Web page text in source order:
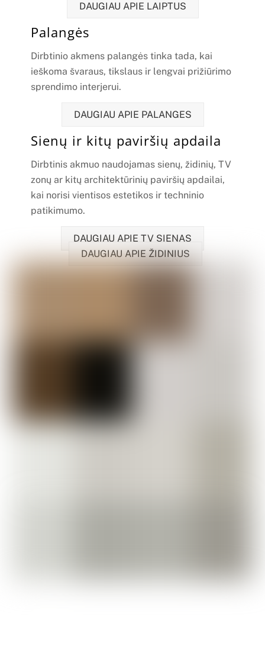
DAUGIAU APIE LAIPTUS
Palangės
Dirbtinio akmens palangės tinka tada, kai
ieškoma švaraus, tikslaus ir lengvai prižiūrimo
sprendimo interjerui.
DAUGIAU APIE PALANGES
Sienų ir kitų paviršių apdaila
Dirbtinis akmuo naudojamas sienų, židinių, TV
zonų ar kitų architektūrinių paviršių apdailai,
kai norisi vientisos estetikos ir techninio
patikimumo.
DAUGIAU APIE TV SIENAS
DAUGIAU APIE ŽIDINIUS